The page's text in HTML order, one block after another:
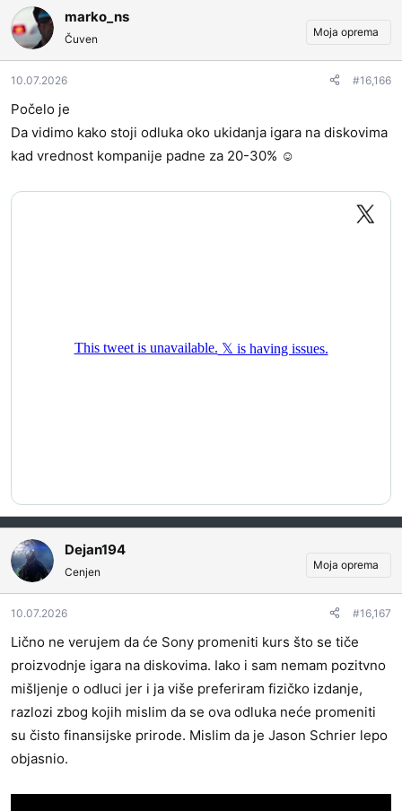
2028.
marko_ns
Čuven
Moja oprema
10.07.2026 #16,166
Počelo je
Da vidimo kako stoji odluka oko ukidanja igara na diskovima
kad vrednost kompanije padne za 20-30% ☺️
Dejan194
Cenjen
Moja oprema
10.07.2026 #16,167
Lično ne verujem da će Sony promeniti kurs što se tiče
proizvodnje igara na diskovima. Iako i sam nemam pozitvno
mišljenje o odluci jer i ja više preferiram fizičko izdanje,
razlozi zbog kojih mislim da se ova odluka neće promeniti
su čisto finansijske prirode. Mislim da je Jason Schrier lepo
objasnio.